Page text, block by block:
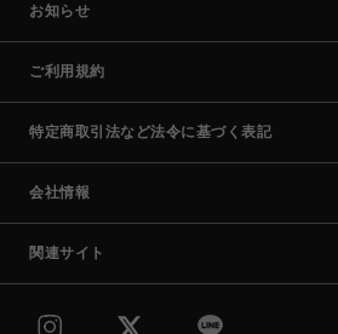
お知らせ
ご利用規約
特定商取引法など法令に基づく表記
会社情報
関連サイト